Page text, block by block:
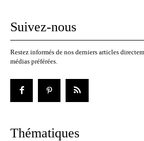
Suivez-nous
Restez informés de nos derniers articles
médias préférées.
Thématiques